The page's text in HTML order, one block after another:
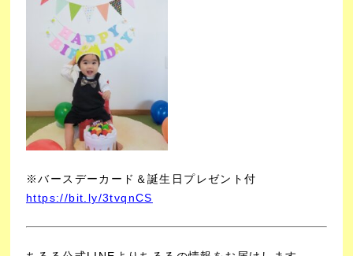
※バースデーカード＆誕生日プレゼント付
https://bit.ly/3tvqnCS